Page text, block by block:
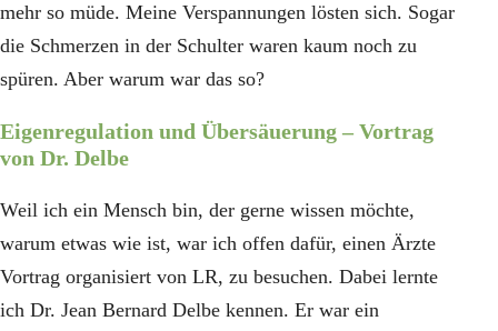
mehr so müde. Meine Verspannungen lösten sich. Sogar
die Schmerzen in der Schulter waren kaum noch zu
spüren. Aber warum war das so?
Eigenregulation und Übersäuerung – Vortrag
von Dr. Delbe
Weil ich ein Mensch bin, der gerne wissen möchte,
warum etwas wie ist, war ich offen dafür, einen Ärzte
Vortrag organisiert von LR, zu besuchen. Dabei lernte
ich Dr. Jean Bernard Delbe kennen. Er war ein